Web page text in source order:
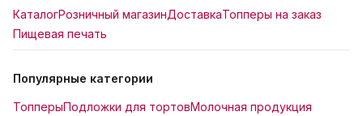
КаталогРозничный магазинДоставкаТопперы на заказ
Пищевая печать
Популярные категории
ТопперыПодложки для тортовМолочная продукция